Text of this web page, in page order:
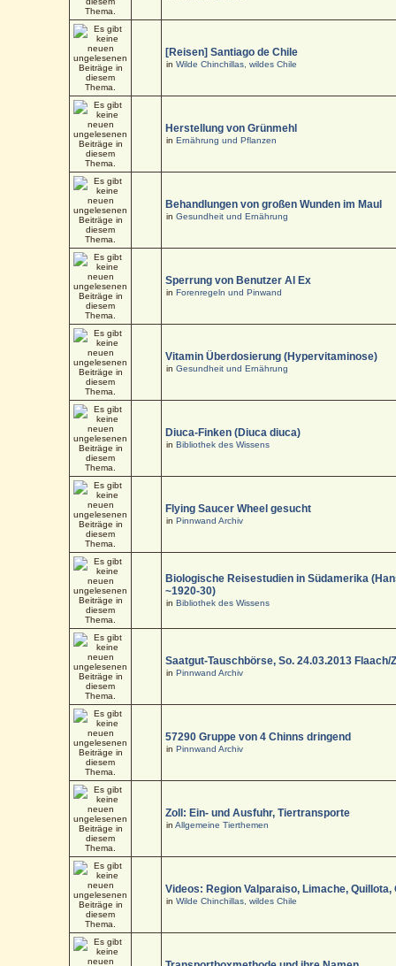
[Reisen] Santiago de Chile
inWilde Chinchillas, wildes Chile
Herstellung von Grünmehl
inErnährung und Pflanzen
Behandlungen von großen Wunden im Maul
inGesundheit und Ernährung
Sperrung von Benutzer Al Ex
inForenregeln und Pinwand
Vitamin Überdosierung (Hypervitaminose)
inGesundheit und Ernährung
Diuca-Finken (Diuca diuca)
inBibliothek des Wissens
Flying Saucer Wheel gesucht
inPinnwand Archiv
Biologische Reisestudien in Südamerika
~1920-30)
inBibliothek des Wissens
Saatgut-Tauschbörse, So. 24.03.2013 Flaach/
inPinnwand Archiv
57290 Gruppe von 4 Chinns dringend
inPinnwand Archiv
Zoll: Ein- und Ausfuhr, Tiertransporte
inAllgemeine Tierthemen
Videos: Region Valparaiso, Limache, Quillota,
inWilde Chinchillas, wildes Chile